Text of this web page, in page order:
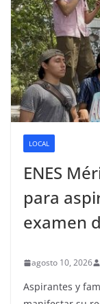
LOCAL
ENES
para
examen
agosto 10, 2026
Aspirantes y